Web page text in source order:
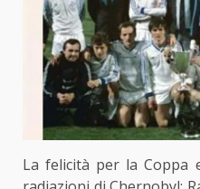
La felicità per la